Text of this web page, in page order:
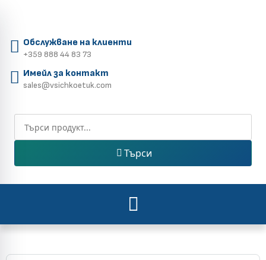
Обслужване на клиенти
+359 888 44 83 73
Имейл за контакт
sales@vsichkoetuk.com
Търси